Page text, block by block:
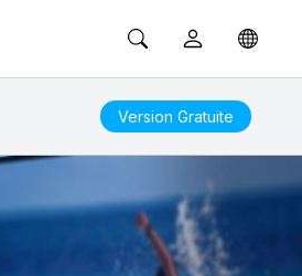
Version Gratuite